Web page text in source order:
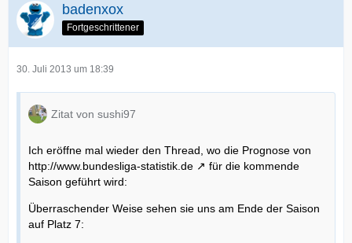
badenxox
Fortgeschrittener
30. Juli 2013 um 18:39
Zitat von sushi97
Ich eröffne mal wieder den Thread, wo die Prognose von
http://www.bundesliga-statistik.de
für die kommende
Saison geführt wird:
Überraschender Weise sehen sie uns am Ende der Saison
auf Platz 7: